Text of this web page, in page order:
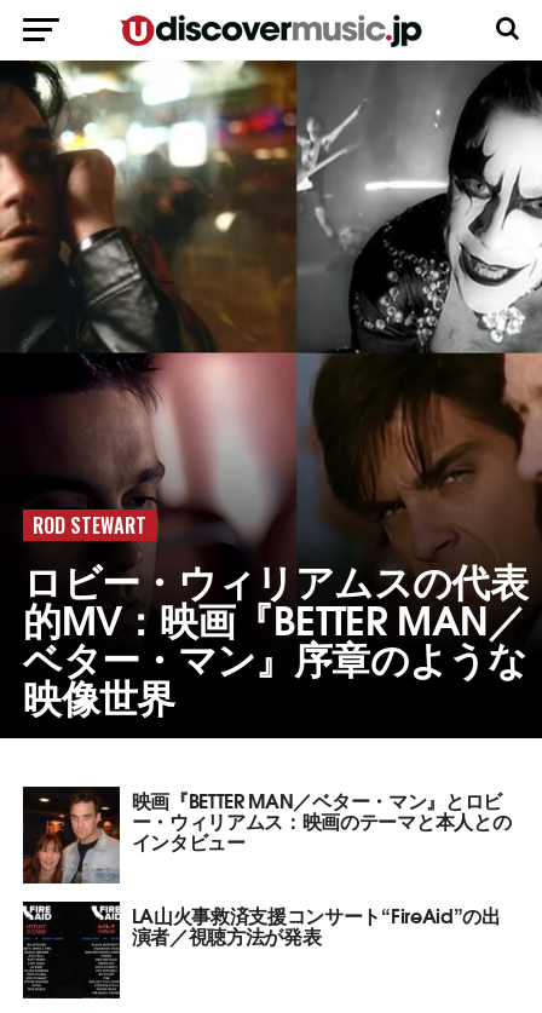
ROD STEWART
ロビー・ウィリアムスの代表
的MV：映画『BETTER MAN／
ベター・マン』序章のような
映像世界
映画『BETTER MAN／ベター・マン』とロビ
ー・ウィリアムス：映画のテーマと本人との
インタビュー
LA山火事救済支援コンサート“FireAid”の出
演者／視聴方法が発表